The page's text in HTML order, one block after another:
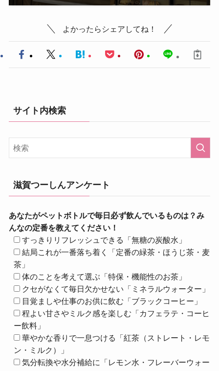
よかったらシェアしてね！
サイト内検索
滋賀つーしんアンケート
あなたがペットボトルで毎日必ず飲んでいるものは？み
んなの定番を教えてください！
すっきりリフレッシュできる「無糖の炭酸水」
結局これが一番落ち着く「定番の緑茶・ほうじ茶・麦
茶」
体のことを考えて選ぶ「特保・機能性のお茶」
クセがなくて毎日欠かせない「ミネラルウォーター」
目覚ましや仕事のお供に飲む「ブラックコーヒー」
程よい甘さやミルク感を楽しむ「カフェラテ・コーヒ
ー飲料」
華やかな香りで一息つける「紅茶（ストレート・レモ
ン・ミルク）」
気分転換や水分補給に「レモン水・フレーバーウォー